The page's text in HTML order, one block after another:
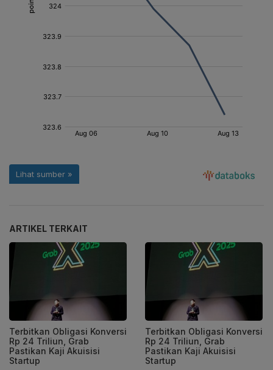
ARTIKEL TERKAIT
Terbitkan Obligasi Konversi
Rp 24 Triliun, Grab
Pastikan Kaji Akuisisi
Startup
Terbitkan Obligasi Konversi
Rp 24 Triliun, Grab
Pastikan Kaji Akuisisi
Startup